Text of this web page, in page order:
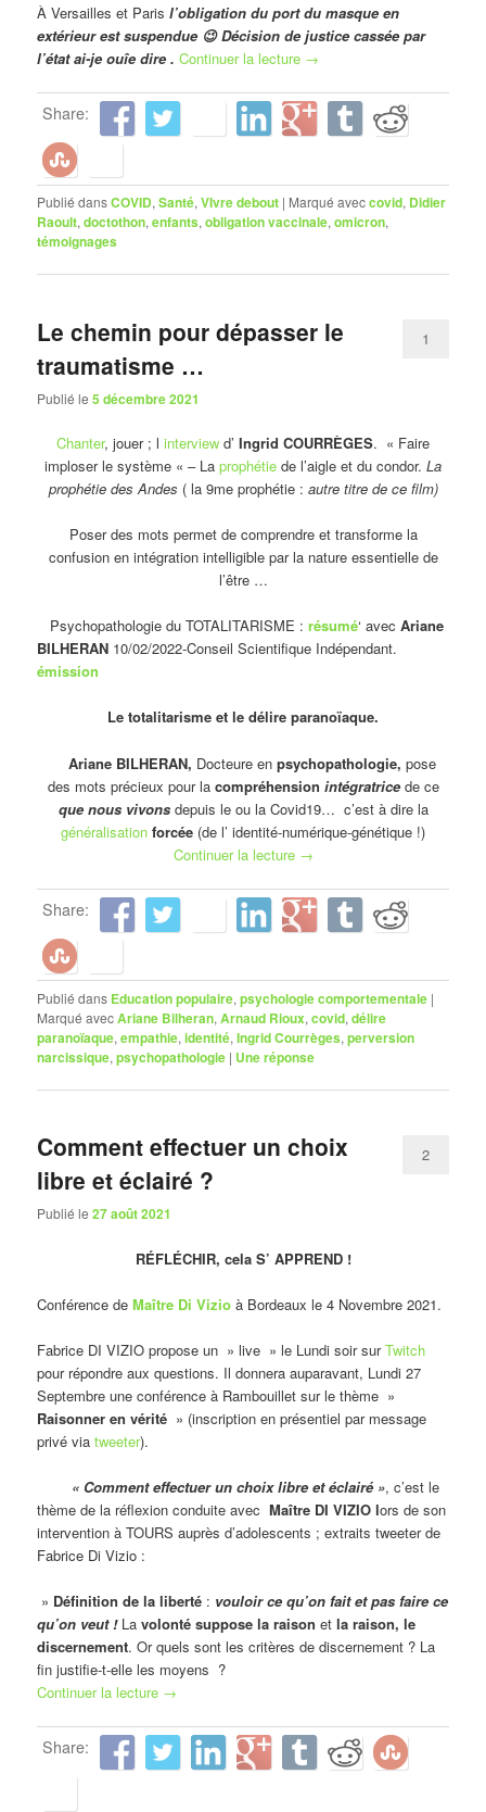
À Versailles et Parisl’obligation du port du masque en
extérieur est suspendue 😉 Décision de justice cassée par
l’état ai-je ouîe dire . Continuer la lecture →
Share:
Publié dansCOVID,Santé,VIvre debout | Marqué aveccovid, Didier
Raoult,doctothon,enfants,obligation vaccinale,omicron,
témoignages
Le chemin pour dépasser le
traumatisme …
Publié le5 décembre 2021
1
Chanter, jouer ; l interview d’ Ingrid COURRÈGES. « Faire
imploser le système « – La prophétie de l’aigle et du condor. La
prophétie des Andes ( la 9me prophétie : autre titre de ce film)
Poser des mots permet de comprendre et transforme la
confusion en intégration intelligible par la nature essentielle de
l’être …
Psychopathologie du TOTALITARISME : résumé‘ avecAriane
BILHERAN 10/02/2022-Conseil Scientifique Indépendant.
émission
Le totalitarisme et le délire paranoïaque.
Ariane BILHERAN, Docteure enpsychopathologie, pose
des mots précieux pour la compréhension intégratricede ce
que nous vivons depuis le ou la Covid19… c’est à dire la
généralisation forcée (de l’ identité-numérique-génétique !)
Continuer la lecture →
Share:
Publié dans Education populaire,psychologie comportementale |
Marqué avecAriane Bilheran,Arnaud Rioux,covid,délire
paranoïaque,empathie,identité,Ingrid Courrèges,perversion
narcissique,psychopathologie | Uneréponse
Comment effectuer un choix
libre et éclairé ?
Publié le27 août 2021
2
RÉFLÉCHIR, cela S’ APPREND !
Conférence deMaître Di Vizio à Bordeaux le 4 Novembre 2021.
Fabrice DI VIZIO propose un » live » le Lundi soir surTwitch
pour répondre aux questions. Il donnera auparavant, Lundi 27
Septembre une conférence à Rambouillet sur le thème »
Raisonner en vérité » (inscription en présentiel par message
privé viatweeter).
« Comment effectuer un choix libre et éclairé », c’est le
thème de la réflexion conduite avecMaître DI VIZIO lors de son
intervention à TOURS auprès d’adolescents ; extraits tweeter de
Fabrice Di Vizio :
» Définition de la liberté : vouloir ce qu’on fait et pas faire ce
qu’on veut !Lavolonté suppose la raison et la raison, le
discernement. Or quels sont les critères de discernement ? La
fin justifie-t-elle les moyens ?
Continuer la lecture →
Share: